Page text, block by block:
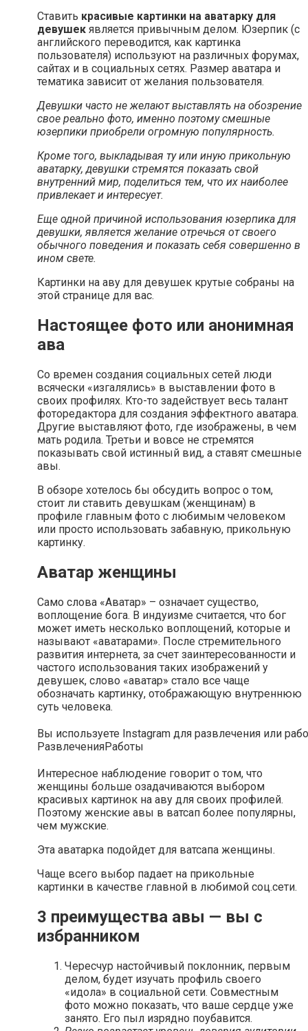
Ставить красивые картинки на аватарку для
девушек является привычным делом. Юзерпик (с
английского переводится, как картинка
пользователя) используют на различных форумах,
сайтах и в социальных сетях. Размер аватара и
тематика зависит от желания пользователя.
Девушки часто не желают выставлять на обозрение
свое реально фото, именно поэтому смешные
юзерпики приобрели огромную популярность.
Кроме того, выкладывая ту или иную прикольную
аватарку, девушки стремятся показать свой
внутренний мир, поделиться тем, что их наиболее
привлекает и интересует.
Еще одной причиной использования юзерпика для
девушки, является желание отречься от своего
обычного поведения и показать себя совершенно в
ином свете.
Картинки на аву для девушек крутые собраны на
этой странице для вас.
Настоящее фото или анонимная
ава
Со времен создания социальных сетей люди
всячески «изгалялись» в выставлении фото в
своих профилях. Кто-то задействует весь талант
фоторедактора для создания эффектного аватара.
Другие выставляют фото, где изображены, в чем
мать родила. Третьи и вовсе не стремятся
показывать свой истинный вид, а ставят смешные
авы.
В обзоре хотелось бы обсудить вопрос о том,
стоит ли ставить девушкам (женщинам) в
профиле главным фото с любимым человеком
или просто использовать забавную, прикольную
картинку.
Аватар женщины
Само слова «Аватар» – означает существо,
воплощение бога. В индуизме считается, что бог
может иметь несколько воплощений, которые и
называют «аватарами». После стремительного
развития интернета, за счет заинтересованности и
частого использования таких изображений у
девушек, слово «аватар» стало все чаще
обозначать картинку, отображающую внутреннюю
суть человека.
Вы используете Instagram для развлечения или
РазвлеченияРаботы
Интересное наблюдение говорит о том, что
женщины больше озадачиваются выбором
красивых картинок на аву для своих профилей.
Поэтому женские авы в ватсап более популярны,
чем мужские.
Эта аватарка подойдет для ватсапа женщины.
Чаще всего выбор падает на прикольные
картинки в качестве главной в любимой соц.сети.
3 преимущества авы — вы с
избранником
Чересчур настойчивый поклонник, первым
делом, будет изучать профиль своего
«идола» в социальной сети. Совместным
фото можно показать, что ваше сердце уже
занято. Его пыл изрядно поубавится.